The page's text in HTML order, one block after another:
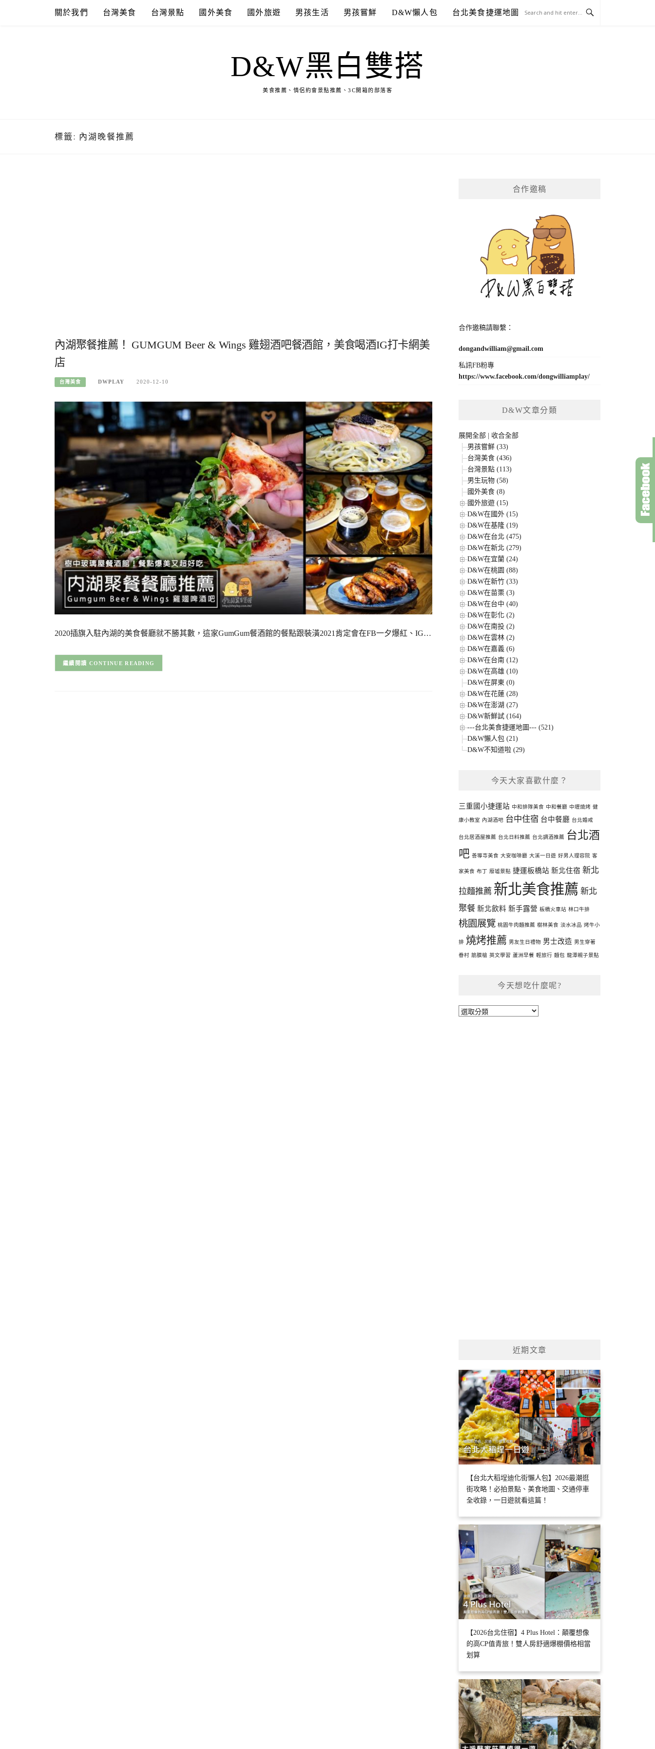
關於我們 台灣美食 台灣景點 國外美食 國外旅遊 男孩生活 男孩嘗鮮 D&W懶人包 台北美食捷運地圖
D&W黑白雙搭
美食推薦、情侶約會景點推薦、3C開箱的部落客
標籤: 內湖晚餐推薦
內湖聚餐推薦！ GUMGUM Beer & Wings 雞翅酒吧餐酒館，美食喝酒IG打卡網美
店
台灣美食 DWPLAY 2020-12-10
2020插旗入駐內湖的美食餐廳就不勝其數，這家GumGum餐酒館的餐點跟裝潢2021肯定會在FB一夕爆紅、IG…
CONTINUE READING
合作邀稿
合作邀稿請聯繫：
dongandwilliam@gmail.com
私訊FB粉專
https://www.facebook.com/dongwilliamplay/
D&W文章分類
展開全部
收合全部
男孩嘗鮮 (33)
台灣美食 (436)
台灣景點 (113)
男生玩物 (58)
國外美食 (8)
國外旅遊 (15)
D&W在國外 (15)
D&W在基隆 (19)
D&W在台北 (475)
D&W在新北 (279)
D&W在宜蘭 (24)
D&W在桃園 (88)
D&W在新竹 (33)
D&W在苗栗 (3)
D&W在台中 (40)
D&W在彰化 (2)
D&W在南投 (2)
D&W在雲林 (2)
D&W在嘉義 (6)
D&W在台南 (12)
D&W在高雄 (10)
D&W在屏東 (0)
D&W在花蓮 (28)
D&W在澎湖 (27)
D&W新鮮試 (164)
---台北美食捷運地圖--- (521)
D&W懶人包 (21)
D&W不知道啦 (29)
今天大家喜歡什麼？
三重國小捷運站 中和排隊美食 中和餐廳 中壢燒烤 健
康小教室 內湖酒吧 台中住宿 台中餐廳 台北婚戒
台北居酒屋推薦 台北日料推薦 台北調酒推薦
台北酒
吧 善導寺美食 大安咖啡廳 大溪一日遊 好男人理容院 客
家美食 布丁 廢墟景點 捷運板橋站 新北住宿 新北
拉麵推薦 新北美食推薦 新北
聚餐 新北飲料 新手露營 板橋火車站 林口牛排
桃園展覽 桃園牛肉麵推薦 樹林美食 淡水冰品 烤牛小
排 燒烤推薦 男友生日禮物 男士改造 男生穿著
眷村 筋膜槍 英文學習 蘆洲早餐 輕旅行 麵包 龍潭親子景點
今天想吃什麼呢?
今
近期文章
【台北大稻埕迪化街懶人包】2026最潮逛
街攻略！必拍景點、美食地圖、交通停車
全收錄，一日遊就看這篇！
【2026台北住宿】4 Plus Hotel：顛覆想像
的高CP值青旅！雙人房舒適爆棚價格相當
划算